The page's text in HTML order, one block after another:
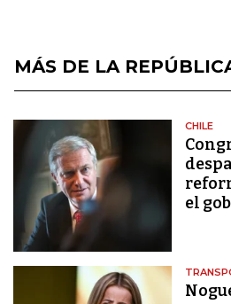
MÁS DE LA
CHILE
el